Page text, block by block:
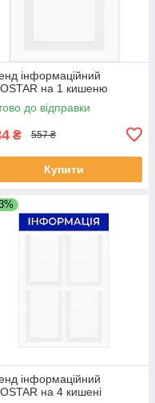
інформаційний
на 1 кишеню
до відправки
₴ 557 ₴
Купити
інформаційний
на 4 кишені